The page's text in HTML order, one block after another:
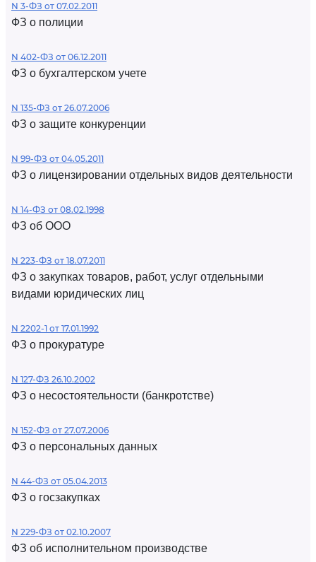
N 3-ФЗ от 07.02.2011
ФЗ о полиции
N 402-ФЗ от 06.12.2011
ФЗ о бухгалтерском учете
N 135-ФЗ от 26.07.2006
ФЗ о защите конкуренции
N 99-ФЗ от 04.05.2011
ФЗ о лицензировании отдельных видов деятельности
N 14-ФЗ от 08.02.1998
ФЗ об ООО
N 223-ФЗ от 18.07.2011
ФЗ о закупках товаров, работ, услуг отдельными
видами юридических лиц
N 2202-1 от 17.01.1992
ФЗ о прокуратуре
N 127-ФЗ 26.10.2002
ФЗ о несостоятельности (банкротстве)
N 152-ФЗ от 27.07.2006
ФЗ о персональных данных
N 44-ФЗ от 05.04.2013
ФЗ о госзакупках
N 229-ФЗ от 02.10.2007
ФЗ об исполнительном производстве